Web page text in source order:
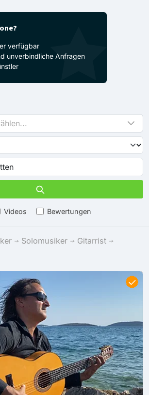
verfügbar
unverbindliche Anfragen
Videos Bewertungen
Solomusiker
Gitarrist